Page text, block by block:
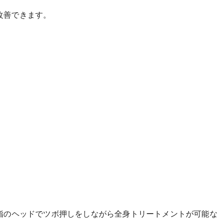
できます。
ヘッドでツボ押しをしながら全身トリートメントが可能な